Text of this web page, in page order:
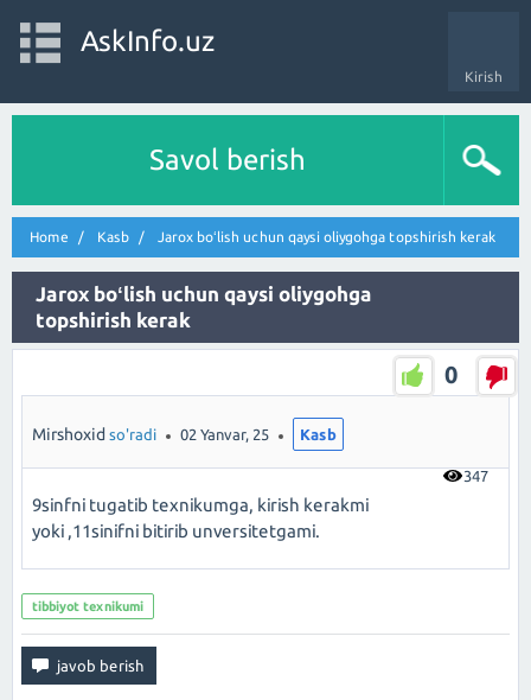
Kirish
AskInfo.uz
Savol berish
Home Kasb Jarox boʻlish uchun qaysi oliygohga topshirish kerak
Jarox boʻlish uchun qaysi oliygohga
topshirish kerak
0
347
Mirshoxid so'radi 02 Yanvar, 25 Kasb
9sinfni tugatib texnikumga, kirish kerakmi
yoki ,11sinifni bitirib unversitetgami.
tibbiyot texnikumi